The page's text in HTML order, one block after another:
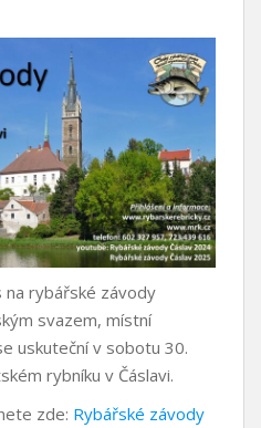
na rybářské závody
svazem, místní
uskuteční v sobotu 30.
rybníku v Čáslavi.
zde: Rybářské závody